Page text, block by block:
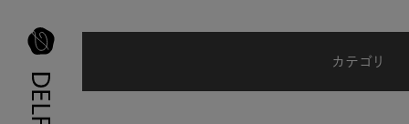
カテゴリ